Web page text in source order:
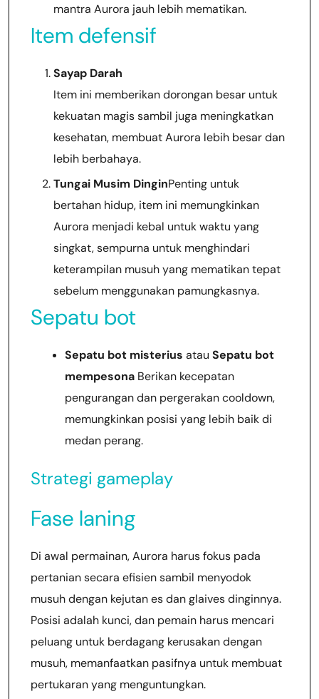
mantra Aurora jauh lebih mematikan.
Item defensif
Sayap Darah
Item ini memberikan dorongan besar untuk
kekuatan magis sambil juga meningkatkan
kesehatan, membuat Aurora lebih besar dan
lebih berbahaya.
Tungai Musim DinginPenting untuk
bertahan hidup, item ini memungkinkan
Aurora menjadi kebal untuk waktu yang
singkat, sempurna untuk menghindari
keterampilan musuh yang mematikan tepat
sebelum menggunakan pamungkasnya.
Sepatu bot
Sepatu bot misterius atau Sepatu bot
mempesona Berikan kecepatan
pengurangan dan pergerakan cooldown,
memungkinkan posisi yang lebih baik di
medan perang.
Strategi gameplay
Fase laning
Di awal permainan, Aurora harus fokus pada
pertanian secara efisien sambil menyodok
musuh dengan kejutan es dan glaives dinginnya.
Posisi adalah kunci, dan pemain harus mencari
peluang untuk berdagang kerusakan dengan
musuh, memanfaatkan pasifnya untuk membuat
pertukaran yang menguntungkan.